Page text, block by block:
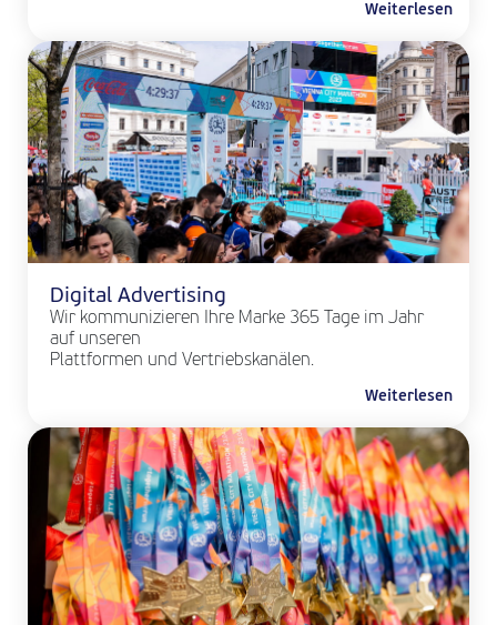
Weiterlesen
Digital Advertising
Wir kommunizieren Ihre Marke 365 Tage im Jahr
auf unseren
Plattformen und Vertriebskanälen.
Weiterlesen